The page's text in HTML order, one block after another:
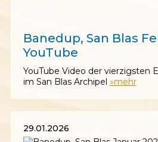
Banedup, San Blas
YouTube
YouTube Video der vierzigsten
im San Blas Archipel »mehr
29.01.2026